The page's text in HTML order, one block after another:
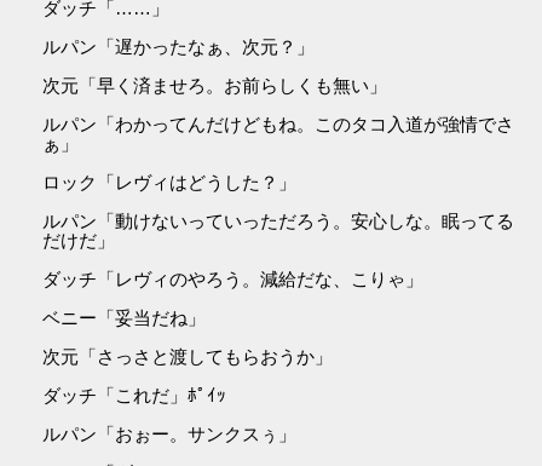
ダッチ「……」
ルパン「遅かったなぁ、次元？」
次元「早く済ませろ。お前らしくも無い」
ルパン「わかってんだけどもね。このタコ入道が強情でさ
ぁ」
ロック「レヴィはどうした？」
ルパン「動けないっていっただろう。安心しな。眠ってる
だけだ」
ダッチ「レヴィのやろう。減給だな、こりゃ」
ベニー「妥当だね」
次元「さっさと渡してもらおうか」
ダッチ「これだ」ﾎﾟｲｯ
ルパン「おぉー。サンクスぅ」